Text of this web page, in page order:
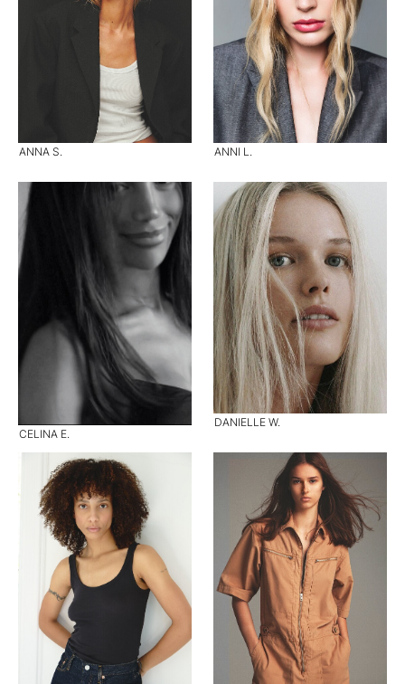
ANNA S. ANNI L.
CELINA E.
DANIELLE W.